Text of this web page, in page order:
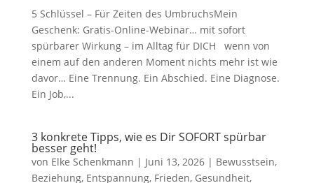
5 Schlüssel – Für Zeiten des UmbruchsMein
Geschenk: Gratis-Online-Webinar… mit sofort
spürbarer Wirkung – im Alltag für DICH wenn von
einem auf den anderen Moment nichts mehr ist wie
davor… Eine Trennung. Ein Abschied. Eine Diagnose.
Ein Job,...
3 konkrete Tipps, wie es Dir SOFORT spürbar
besser geht!
von Elke Schenkmann | Juni 13, 2026| Bewusstsein,
Beziehung, Entspannung, Frieden, Gesundheit,